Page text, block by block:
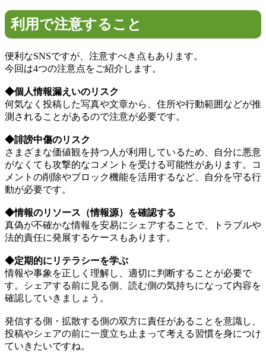
利用で注意すること
便利なSNSですが、注意すべき点もあります。
今回は4つの注意点をご紹介します。
◆個人情報漏えいのリスク
何気なく投稿した写真や文章から、住所や行動範囲などが推
測されることがあるので注意が必要です。
◆誹謗中傷のリスク
さまざまな価値観を持つ人が利用しているため、自分に悪意
がなくても攻撃的なコメントを受ける可能性があります。コ
メントの削除やブロック機能を活用するなど、自分を守る行
動が必要です。
◆情報のリソース（情報源）を確認する
真偽が不確かな情報を安易にシェアすることで、トラブルや
法的責任に発展するケースもあります。
◆定期的にリテラシーを学ぶ
情報や事象を正しく理解し、適切に判断することが必要で
す。シェアする前に見る側、読む側の気持ちになって内容を
確認していきましょう。
発信する側・拡散する側の双方に責任があることを意識し、
投稿やシェアの前に一度立ち止まって考える習慣を身につけ
ていきたいですね。